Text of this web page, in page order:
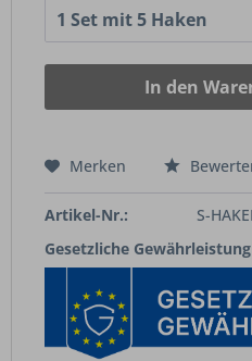
In den
Merken
Artikel-Nr.:
S-
Gesetzliche Gewährleistung